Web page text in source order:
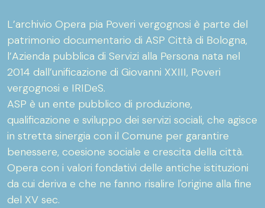
L’archivio Opera pia Poveri vergognosi è parte del
patrimonio documentario di ASP Città di Bologna,
l’Azienda pubblica di Servizi alla Persona nata nel
2014 dall’unificazione di Giovanni XXIII, Poveri
vergognosi e IRIDeS.
ASP è un ente pubblico di produzione,
qualificazione e sviluppo dei servizi sociali, che agisce
in stretta sinergia con il Comune per garantire
benessere, coesione sociale e crescita della città.
Opera con i valori fondativi delle antiche istituzioni
da cui deriva e che ne fanno risalire l'origine alla fine
del XV sec.